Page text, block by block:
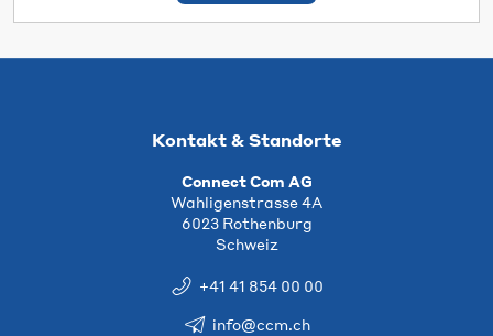
Kontakt & Standorte
Connect Com AG
Wahligenstrasse 4A
6023 Rothenburg
Schweiz
+41 41 854 00 00
info@ccm.ch